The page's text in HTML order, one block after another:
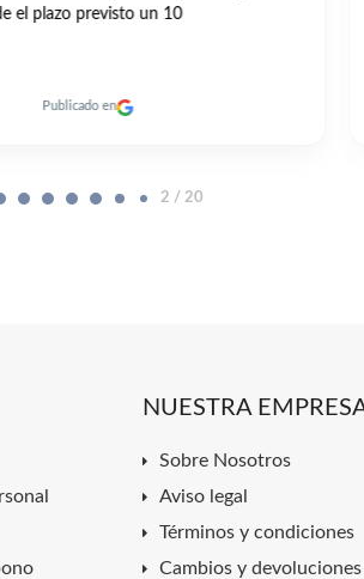
plazo previsto un 10
Publicado en
2 / 20
NUESTRA
Sobre Nosotros
Aviso legal
Términos y condiciones
Cambios y devoluciones